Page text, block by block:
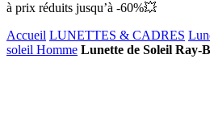
à prix réduits jusqu’à -60%💥
Accueil LUNETTES & CADRES
soleil Homme Lunette de Soleil Ray-